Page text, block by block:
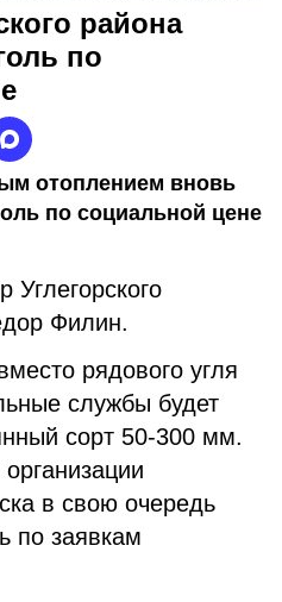
района
по
отоплением вновь
по социальной цене
Филин.
рядового угля
службы будет
сорт 50-300 мм.
в свою очередь
по заявкам